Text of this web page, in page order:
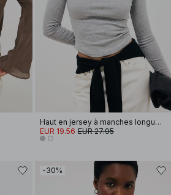
Haut en jersey à manches longues avec ourlet arrondi
EUR 19.56 EUR 27.95
-30%